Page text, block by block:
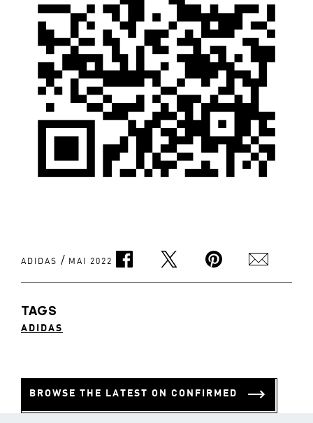
ADIDAS / MAI 2022
TAGS
ADIDAS
BROWSE THE LATEST ON CONFIRMED